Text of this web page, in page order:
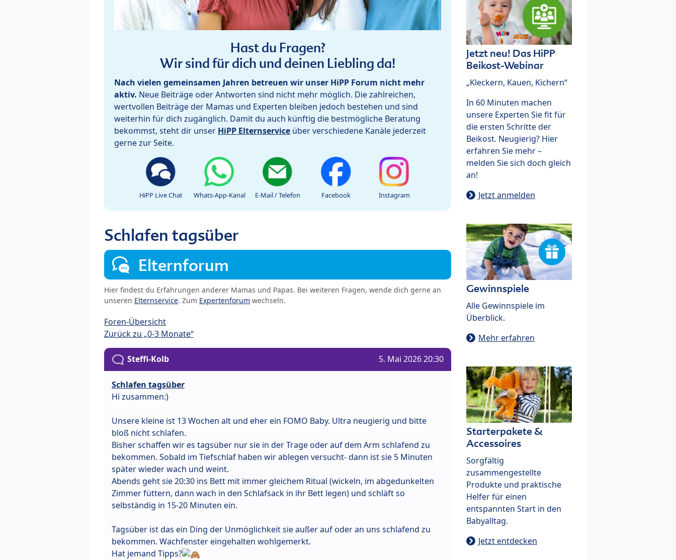
Hast du Fragen?
Wir sind für dich und deinen Liebling da!
Nach vielen gemeinsamen Jahren betreuen wir unser HiPP Forum nicht mehr
aktiv. Neue Beiträge oder Antworten sind nicht mehr möglich. Die zahlreichen,
wertvollen Beiträge der Mamas und Experten bleiben jedoch bestehen und sind
weiterhin für dich zugänglich. Damit du auch künftig die bestmögliche Beratung
bekommst, steht dir unser HiPP Elternservice über verschiedene Kanäle jederzeit
gerne zur Seite.
HiPP Live Chat Whats-App-Kanal E-Mail / Telefon Facebook Instagram
Schlafen tagsüber
Elternforum
Hier findest du Erfahrungen anderer Mamas und Papas. Bei weiteren Fragen, wende dich gerne an
unseren Elternservice. Zum Expertenforum wechseln.
Foren-Übersicht
Zurück zu „0-3 Monate“
Steffi-Kolb 5. Mai 2026 20:30
Schlafen tagsüber
Hi zusammen:)
Unsere kleine ist 13 Wochen alt und eher ein FOMO Baby. Ultra neugierig und bitte
bloß nicht schlafen.
Bisher schaffen wir es tagsüber nur sie in der Trage oder auf dem Arm schlafend zu
bekommen. Sobald im Tiefschlaf haben wir ablegen versucht- dann ist sie 5 Minuten
später wieder wach und weint.
Abends geht sie 20:30 ins Bett mit immer gleichem Ritual (wickeln, im abgedunkelten
Zimmer füttern, dann wach in den Schlafsack in ihr Bett legen) und schläft so
selbständig in 15-20 Minuten ein.
Tagsüber ist das ein Ding der Unmöglichkeit sie außer auf oder an uns schlafend zu
bekommen. Wachfenster eingehalten wohlgemerkt.
Hat jemand Tipps?
Jetzt neu! Das HiPP
Beikost-Webinar
„Kleckern, Kauen, Kichern“
In 60 Minuten machen
unsere Experten Sie fit für
die ersten Schritte der
Beikost. Neugierig? Hier
erfahren Sie mehr –
melden Sie sich doch gleich
an!
Jetzt anmelden
Gewinnspiele
Alle Gewinnspiele im
Überblick.
Mehr erfahren
Starterpakete &
Accessoires
Sorgfältig
zusammengestellte
Produkte und praktische
Helfer für einen
entspannten Start in den
Babyalltag.
Jetzt entdecken